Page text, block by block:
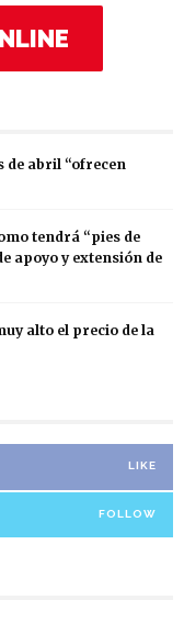
de abril “ofrecen
tendrá “pies de
apoyo y extensión de
alto el precio de la
LIKE
FOLLOW